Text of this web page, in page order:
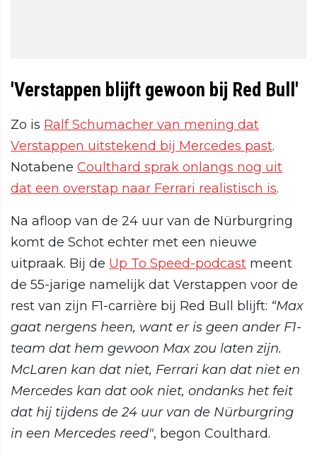
'Verstappen blijft gewoon bij Red Bull'
Zo is Ralf Schumacher van mening dat
Verstappen uitstekend bij Mercedes past.
Notabene Coulthard sprak onlangs nog uit
dat een overstap naar Ferrari realistisch is.
Na afloop van de 24 uur van de Nürburgring
komt de Schot echter met een nieuwe
uitpraak. Bij de Up To Speed-podcast meent
de 55-jarige namelijk dat Verstappen voor de
rest van zijn F1-carrière bij Red Bull blijft: “Max
gaat nergens heen, want er is geen ander F1-
team dat hem gewoon Max zou laten zijn.
McLaren kan dat niet, Ferrari kan dat niet en
Mercedes kan dat ook niet, ondanks het feit
dat hij tijdens de 24 uur van de Nürburgring
in een Mercedes reed", begon Coulthard.